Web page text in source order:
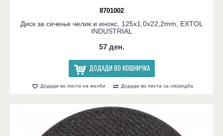
8701002
Диск за сечење челик и инокс, 125x1,0x22,2mm, EXTOL
INDUSTRIAL
57 ден.
ДОДАДИ ВО КОШНИЧКА
Додади во листа на желби Додади во листа за споредба